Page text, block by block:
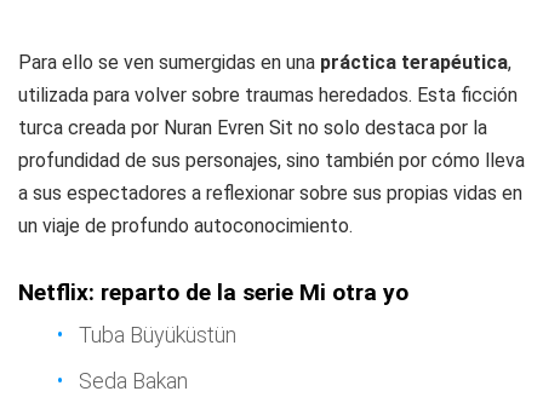
Para ello se ven sumergidas en una práctica terapéutica,
utilizada para volver sobre traumas heredados. Esta ficción
turca creada por Nuran Evren Sit no solo destaca por la
profundidad de sus personajes, sino también por cómo lleva
a sus espectadores a reflexionar sobre sus propias vidas en
un viaje de profundo autoconocimiento.
Netflix: reparto de la serie Mi otra yo
Tuba Büyüküstün
Seda Bakan